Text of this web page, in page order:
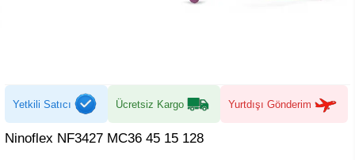
Yetkili Satıcı Ücretsiz Kargo Yurtdışı Gönderim
Ninoflex NF3427 MC36 45 15 128